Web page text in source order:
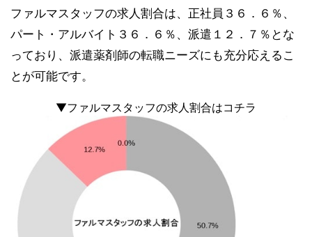
ファルマスタッフの求人割合は、正社員３６．６％、
パート・アルバイト３６．６％、派遣１２．７％とな
っており、派遣薬剤師の転職ニーズにも充分応えるこ
とが可能です。
▼ファルマスタッフの求人割合はコチラ